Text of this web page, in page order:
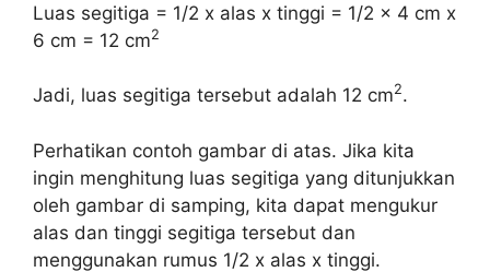
Luas segitiga = 1/2 x alas x tinggi = 1/2 x 4 cm x
6 cm = 12 cm2
Jadi, luas segitiga tersebut adalah 12 cm2.
Perhatikan contoh gambar di atas. Jika kita
ingin menghitung luas segitiga yang ditunjukkan
oleh gambar di samping, kita dapat mengukur
alas dan tinggi segitiga tersebut dan
menggunakan rumus 1/2 x alas x tinggi.